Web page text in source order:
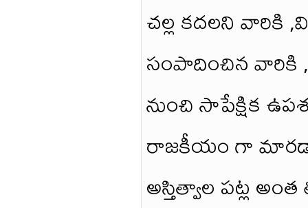
చల్ల కదలని వారికి
సంపాదించిన వారికి
నుంచి సాపేక్షిక
రాజకీయం గా
అస్తిత్వాల పట్ల